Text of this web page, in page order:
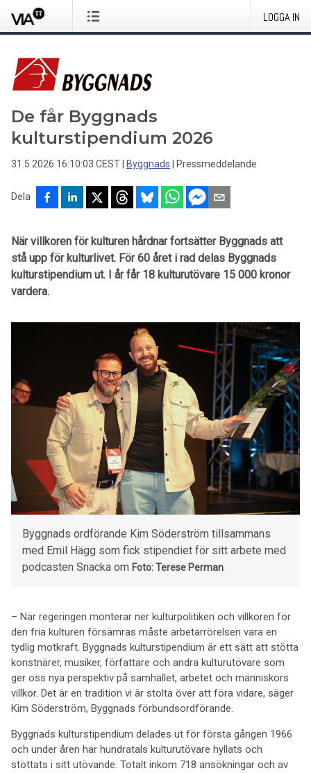
LOGGA IN
De får Byggnads
kulturstipendium 2026
31.5.2026 16:10:03 CEST Byggnads Pressmeddelande
Dela
När villkoren för kulturen hårdnar fortsätter Byggnads att
stå upp för kulturlivet. För 60 året i rad delas Byggnads
kulturstipendium ut. I år får 18 kulturutövare 15 000 kronor
vardera.
Byggnads ordförande Kim Söderström tillsammans
med Emil Hägg som fick stipendiet för sitt arbete med
podcasten Snacka om Foto: Terese Perman
– När regeringen monterar ner kulturpolitiken och villkoren för
den fria kulturen försämras måste arbetarrörelsen vara en
tydlig motkraft. Byggnads kulturstipendium är ett sätt att stötta
konstnärer, musiker, författare och andra kulturutövare som
ger oss nya perspektiv på samhället, arbetet och människors
villkor. Det är en tradition vi är stolta över att föra vidare, säger
Kim Söderström, Byggnads förbundsordförande.
Byggnads kulturstipendium delades ut för första gången 1966
och under åren har hundratals kulturutövare hyllats och
stöttats i sitt utövande. Totalt inkom 718 ansökningar och av